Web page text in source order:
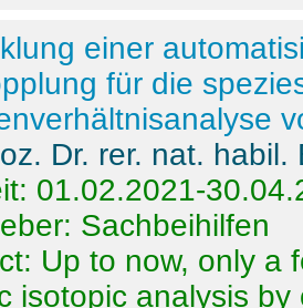
einer
für die
Dr. rer. nat.
01.02.2021-
Sachbeihilfen
Up to now, only a
isotopic analysis